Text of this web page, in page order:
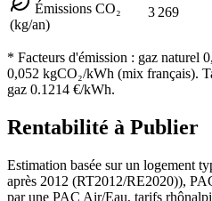
Émissions CO₂
(kg/an)
3 269
* Facteurs d'émission : gaz naturel
0,052 kgCO₂/kWh (mix français).
gaz 0.1214 €/kWh.
Rentabilité à Publier
Estimation basée sur un logement
après 2012 (RT2012/RE2020)),
par une PAC Air/Eau, tarifs